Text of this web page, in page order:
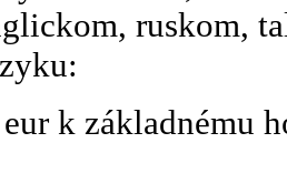
ruskom,
k základnému